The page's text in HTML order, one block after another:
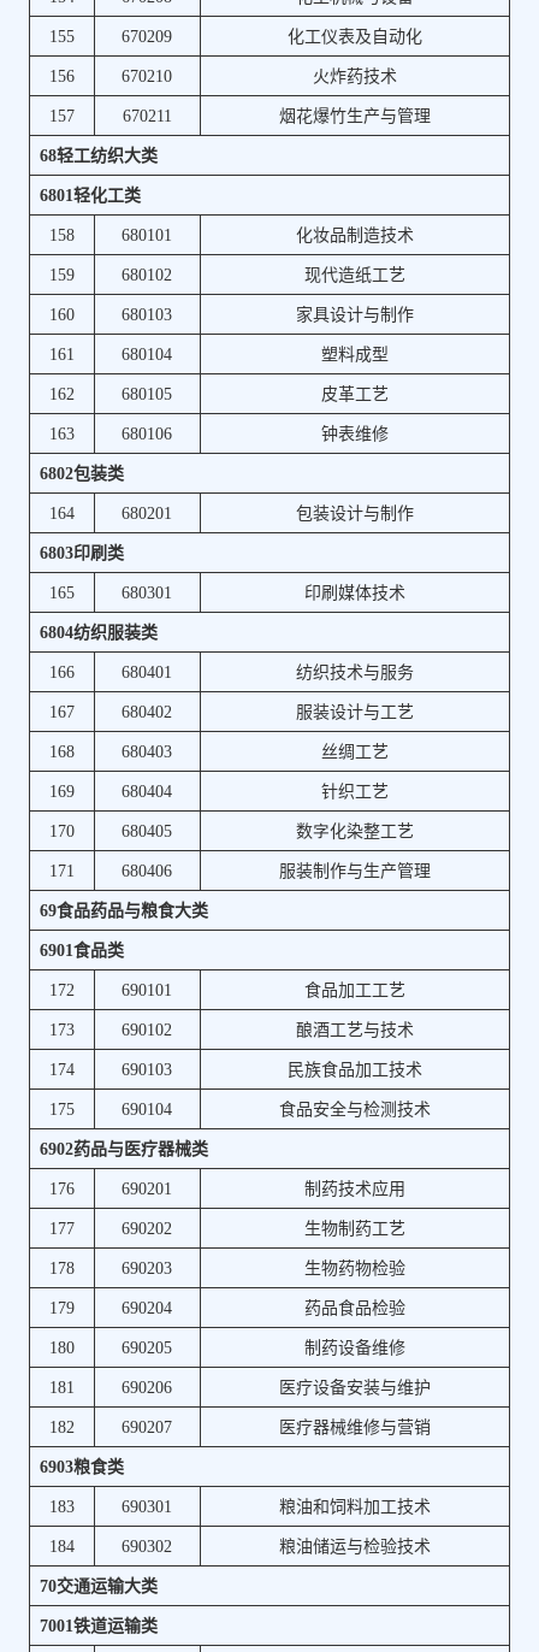
155
670209
化工仪表及自动化
156
670210
火炸药技术
157
670211
烟花爆竹生产与管理
68轻工纺织大类
6801轻化工类
158
680101
化妆品制造技术
159
680102
现代造纸工艺
160
680103
家具设计与制作
161
680104
塑料成型
162
680105
皮革工艺
163
680106
钟表维修
6802包装类
164
680201
包装设计与制作
6803印刷类
165
680301
印刷媒体技术
6804纺织服装类
166
680401
纺织技术与服务
167
680402
服装设计与工艺
168
680403
丝绸工艺
169
680404
针织工艺
170
680405
数字化染整工艺
171
680406
服装制作与生产管理
69食品药品与粮食大类
6901食品类
172
690101
食品加工工艺
173
690102
酿酒工艺与技术
174
690103
民族食品加工技术
175
690104
食品安全与检测技术
6902药品与医疗器械类
176
690201
制药技术应用
177
690202
生物制药工艺
178
690203
生物药物检验
179
690204
药品食品检验
180
690205
制药设备维修
181
690206
医疗设备安装与维护
182
690207
医疗器械维修与营销
6903粮食类
183
690301
粮油和饲料加工技术
184
690302
粮油储运与检验技术
70交通运输大类
7001铁道运输类